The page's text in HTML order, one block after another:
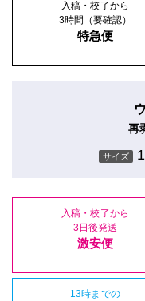
入稿・校了から
3時間（要確認）
特急便
再
サイズ
入稿・校了から
3日後発送
激安便
13時までの